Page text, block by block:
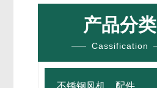
产品分类
Cassification
不锈钢风机、配件